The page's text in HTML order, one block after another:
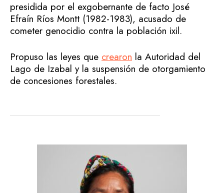
presidida por el exgobernante de facto José
Efraín Ríos Montt (1982-1983), acusado de
cometer genocidio contra la población ixil.
Propuso las leyes que crearon la Autoridad del
Lago de Izabal y la suspensión de otorgamiento
de concesiones forestales.